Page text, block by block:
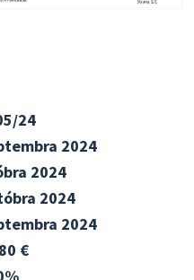
24
2024
2024
2024
2024
€